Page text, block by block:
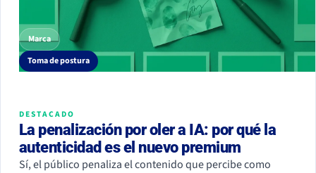
Marca
Toma de postura
DESTACADO
La penalización por oler a IA: por qué la
autenticidad es el nuevo premium
Sí, el público penaliza el contenido que percibe como